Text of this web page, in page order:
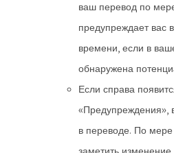
ваш перевод по
предупреждает вас
времени, если в
обнаружена
Если справа
«Предупреждения»,
в переводе. По